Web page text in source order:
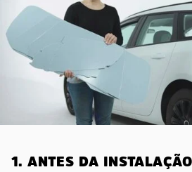
1. ANTES DA INSTALAÇÃO